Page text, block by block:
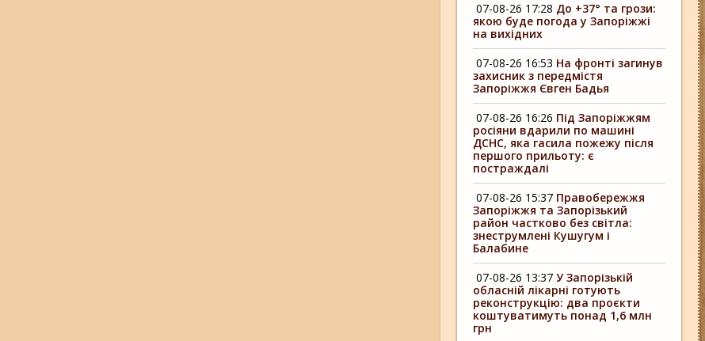
07-08-26 17:28 До +37° та грози:
якою буде погода у Запоріжжі
на вихідних
07-08-26 16:53 На фронті загинув
захисник з передмістя
Запоріжжя Євген Бадья
07-08-26 16:26 Під Запоріжжям
росіяни вдарили по машині
ДСНС, яка гасила пожежу після
першого прильоту: є
постраждалі
07-08-26 15:37 Правобережжя
Запоріжжя та Запорізький
район частково без світла:
знеструмлені Кушугум і
Балабине
07-08-26 13:37 У Запорізькій
обласній лікарні готують
реконструкцію: два проєкти
коштуватимуть понад 1,6 млн
грн